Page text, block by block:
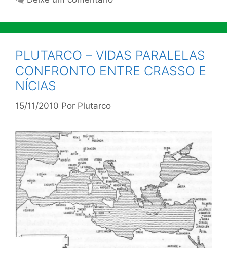
PLUTARCO – VIDAS PARALELAS
CONFRONTO ENTRE CRASSO E
NÍCIAS
15/11/2010 Por Plutarco